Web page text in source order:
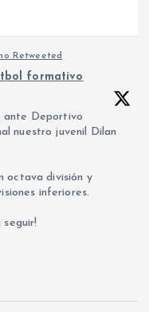
Retweeted
formativo
ante Deportivo
nuestro juvenil Dilan
octava división y
inferiores.
seguir!